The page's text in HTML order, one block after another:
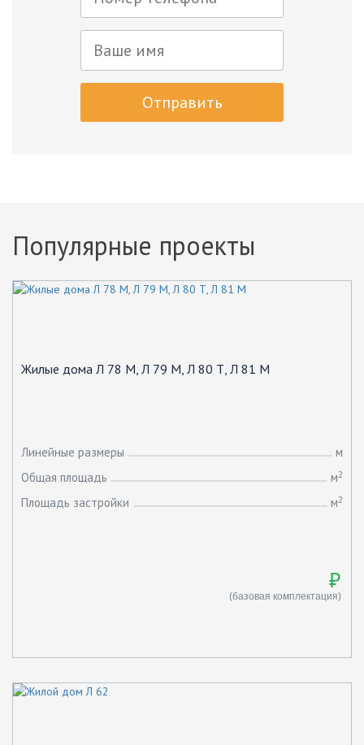
Отправить
Популярные проекты
Жилые дома Л 78 М, Л 79 М, Л 80 Т, Л 81 М
Линейные размеры
м
Общая площадь
м2
Площадь застройки м2
₽
(базовая комплектация)